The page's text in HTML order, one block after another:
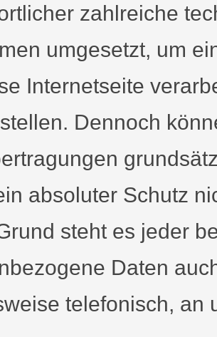
zahlreiche
umgesetzt, um
Internetseite
Dennoch
absoluter Schutz
steht es jeder
Daten
telefonisch, an